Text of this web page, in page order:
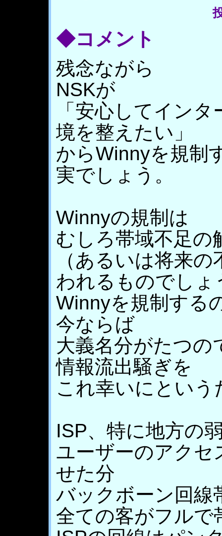
◆コメント
残念ながら
NSKが
「安心してイン
境を整えたい」
からWinnyを規制
実でしょう。
Winnyの規制は
むしろ帯域不足の
（あるいは将来
われるものでしょ
Winnyを規制する
今ならば
大義名分がたつの
情報流出騒ぎを
これ幸いにとい
ISP、特に地方の
ユーザーのアクセ
せた分
バックボーン回線
全ての客がフルで